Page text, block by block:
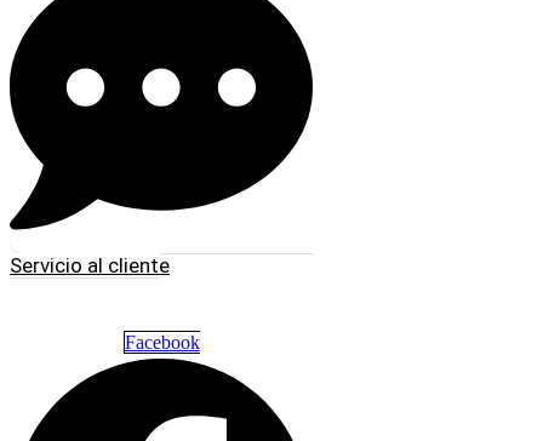
Servicio al cliente
Facebook